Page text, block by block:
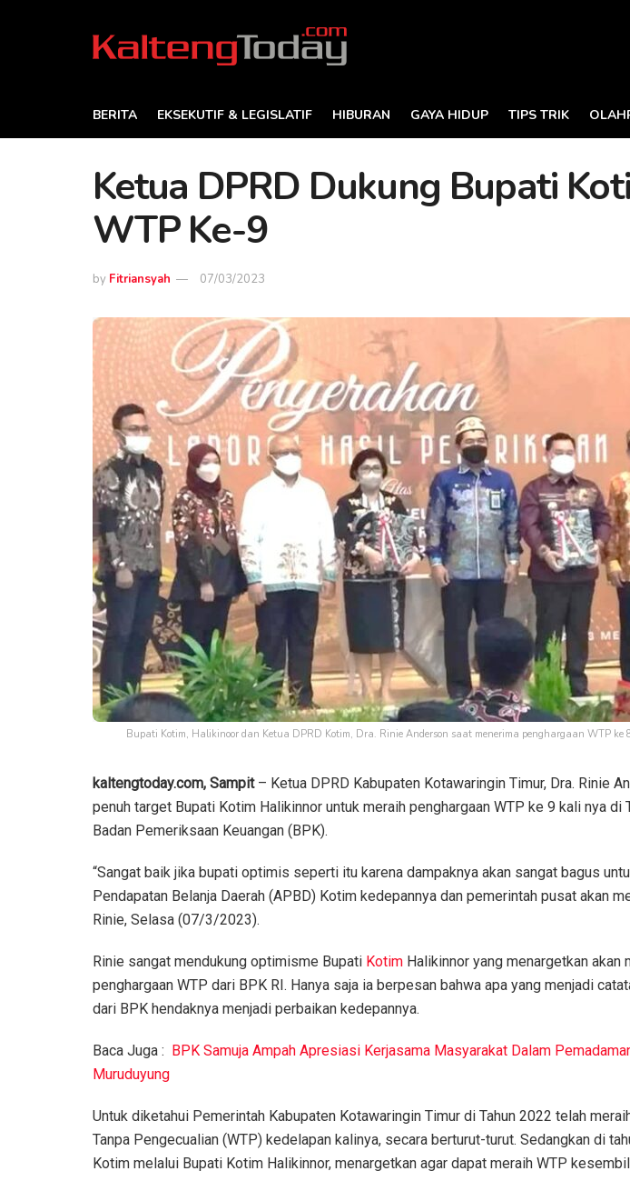
BERITA EKSEKUTIF & LEGISLATIF HIBURAN GAYA HIDUP TIPS TRIK
Ketua DPRD Dukung Bupati
WTP Ke-9
by Fitriansyah 07/03/2023
Bupati Kotim, Halikinoor dan Ketua DPRD Kotim, Dra. Rinie Anderson saat menerima penghargaan WTP ke
kaltengtoday.com, Sampit– Ketua DPRD Kabupaten Kotawaringin Timur, Dra. Rinie
penuh target Bupati Kotim Halikinnor untuk meraih penghargaan WTP ke 9 kali nya di
Badan Pemeriksaan Keuangan (BPK).
“Sangat baik jika bupati optimis seperti itu karena dampaknya akan sangat bagus
Pendapatan Belanja Daerah (APBD) Kotim kedepannya dan pemerintah pusat akan
Rinie, Selasa (07/3/2023).
Rinie sangat mendukung optimisme Bupati Kotim Halikinnor yang menargetkan akan
penghargaan WTP dari BPK RI. Hanya saja ia berpesan bahwa apa yang menjadi
dari BPK hendaknya menjadi perbaikan kedepannya.
Baca Juga : BPK Samuja Ampah Apresiasi Kerjasama Masyarakat Dalam
Muruduyung
Untuk diketahui Pemerintah Kabupaten Kotawaringin Timur di Tahun 2022 telah
Tanpa Pengecualian (WTP) kedelapan kalinya, secara berturut-turut. Sedangkan di
Kotim melalui Bupati Kotim Halikinnor, menargetkan agar dapat meraih WTP